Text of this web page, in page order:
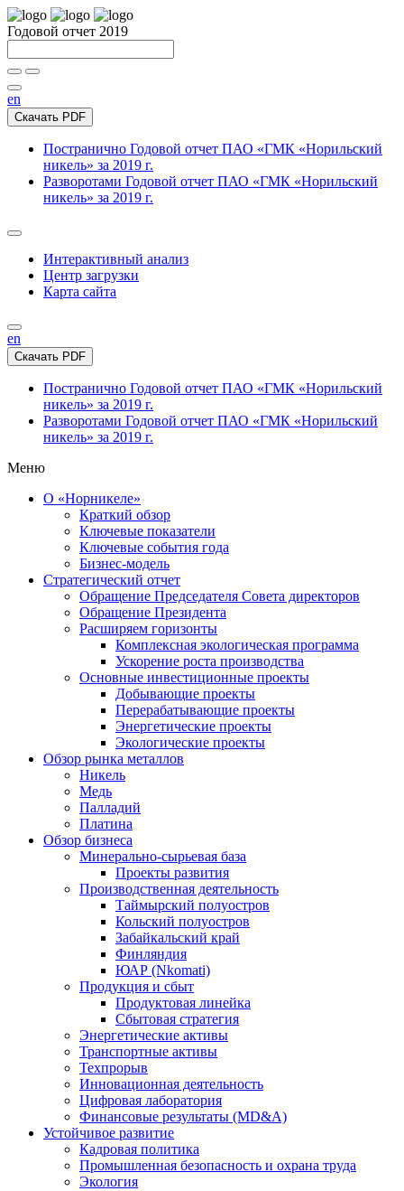
Годовой отчет 2019
en
Скачать PDF
Постранично Годовой отчет ПАО «ГМК «Норильский
никель» за 2019 г.
Разворотами Годовой отчет ПАО «ГМК «Норильский
никель» за 2019 г.
Интерактивный анализ
Центр загрузки
Карта сайта
en
Скачать PDF
Постранично Годовой отчет ПАО «ГМК «Норильский
никель» за 2019 г.
Разворотами Годовой отчет ПАО «ГМК «Норильский
никель» за 2019 г.
Меню
О «Норникеле»
Краткий обзор
Ключевые показатели
Ключевые события года
Бизнес-модель
Стратегический отчет
Обращение Председателя Совета директоров
Обращение Президента
Расширяем горизонты
Комплексная экологическая программа
Ускорение роста производства
Основные инвестиционные проекты
Добывающие проекты
Перерабатывающие проекты
Энергетические проекты
Экологические проекты
Обзор рынка металлов
Никель
Медь
Палладий
Платина
Обзор бизнеса
Минерально-сырьевая база
Проекты развития
Производственная деятельность
Таймырский полуостров
Кольский полуостров
Забайкальский край
Финляндия
ЮАР (Nkomati)
Продукция и сбыт
Продуктовая линейка
Сбытовая стратегия
Энергетические активы
Транспортные активы
Техпрорыв
Инновационная деятельность
Цифровая лаборатория
Финансовые результаты (MD&A)
Устойчивое развитие
Кадровая политика
Промышленная безопасность и охрана труда
Экология